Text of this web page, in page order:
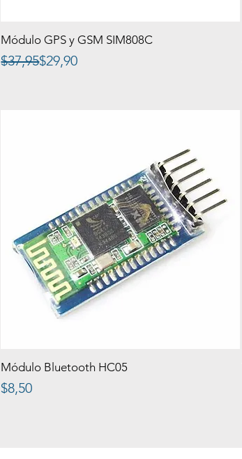
Módulo GPS y GSM SIM808C
Precio
$37,95
Precio de oferta
$29,90
Módulo Bluetooth HC05
Precio
$8,50